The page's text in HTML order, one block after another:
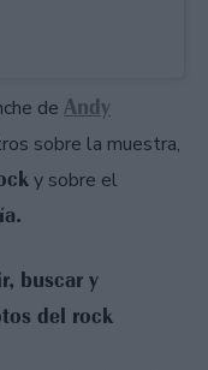
de Andy
sobre la muestra,
y sobre el
buscar y
del rock